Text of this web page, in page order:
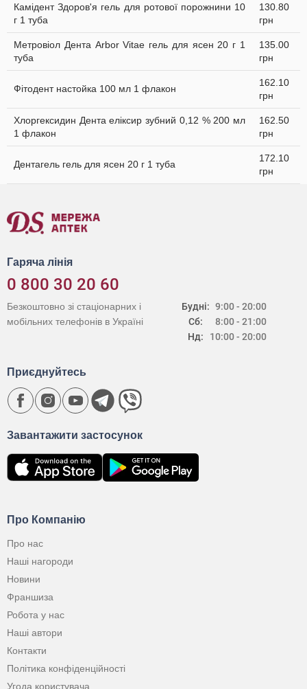
Камідент Здоров'я гель для ротової порожнини 10
г 1 туба
130.80
грн
Метровіол Дента Arbor Vitae гель для ясен 20 г 1
туба
135.00
грн
Фітодент настойка 100 мл 1 флакон
162.10
грн
Хлоргексидин Дента еліксир зубний 0,12 % 200 мл
1 флакон
162.50
грн
Дентагель гель для ясен 20 г 1 туба
172.10
грн
Гаряча лінія
0 800 30 20 60
Будні:
Сб:
Нд:
9:00 - 20:00
8:00 - 21:00
10:00 - 20:00
Безкоштовно зі стаціонарних і
мобільних телефонів в Україні
Про Компанію
Про нас
Наші нагороди
Новини
Франшиза
Робота у нас
Наші автори
Контакти
Політика конфіденційності
Угода користувача
Завантажити застосунок
Приєднуйтесь